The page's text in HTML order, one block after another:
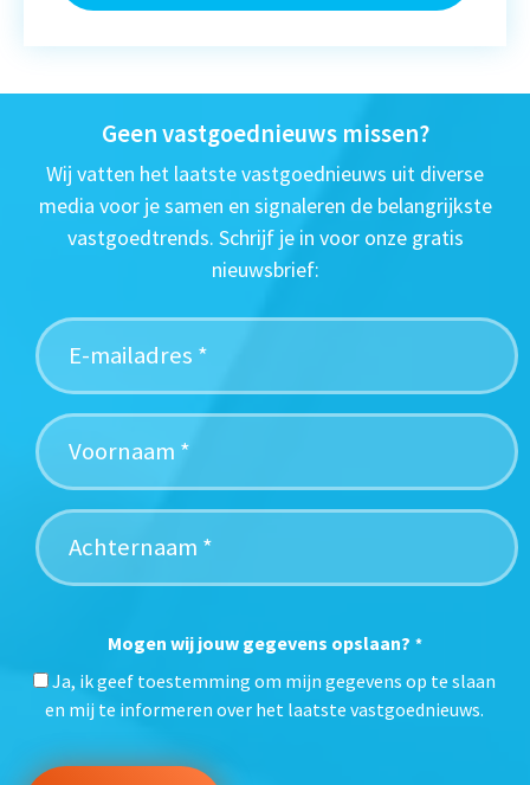
Geen vastgoednieuws missen?
Wij vatten het laatste vastgoednieuws uit diverse
media voor je samen en signaleren de belangrijkste
vastgoedtrends. Schrijf je in voor onze gratis
nieuwsbrief:
Mogen wij jouw gegevens opslaan? *
Ja, ik geef toestemming om mijn gegevens op te slaan
en mij te informeren over het laatste vastgoednieuws.